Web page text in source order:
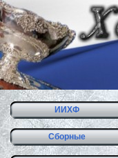
ИИХФ
Сборные